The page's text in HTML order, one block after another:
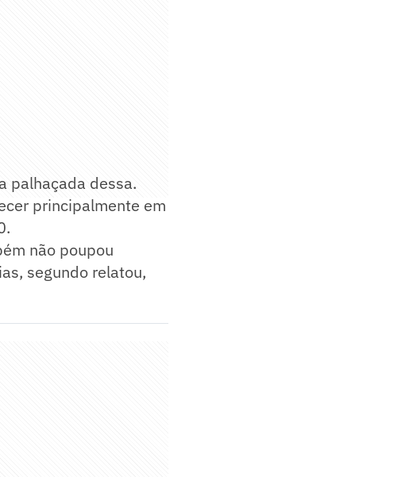
palhaçada dessa.
principalmente em
não poupou
segundo relatou,